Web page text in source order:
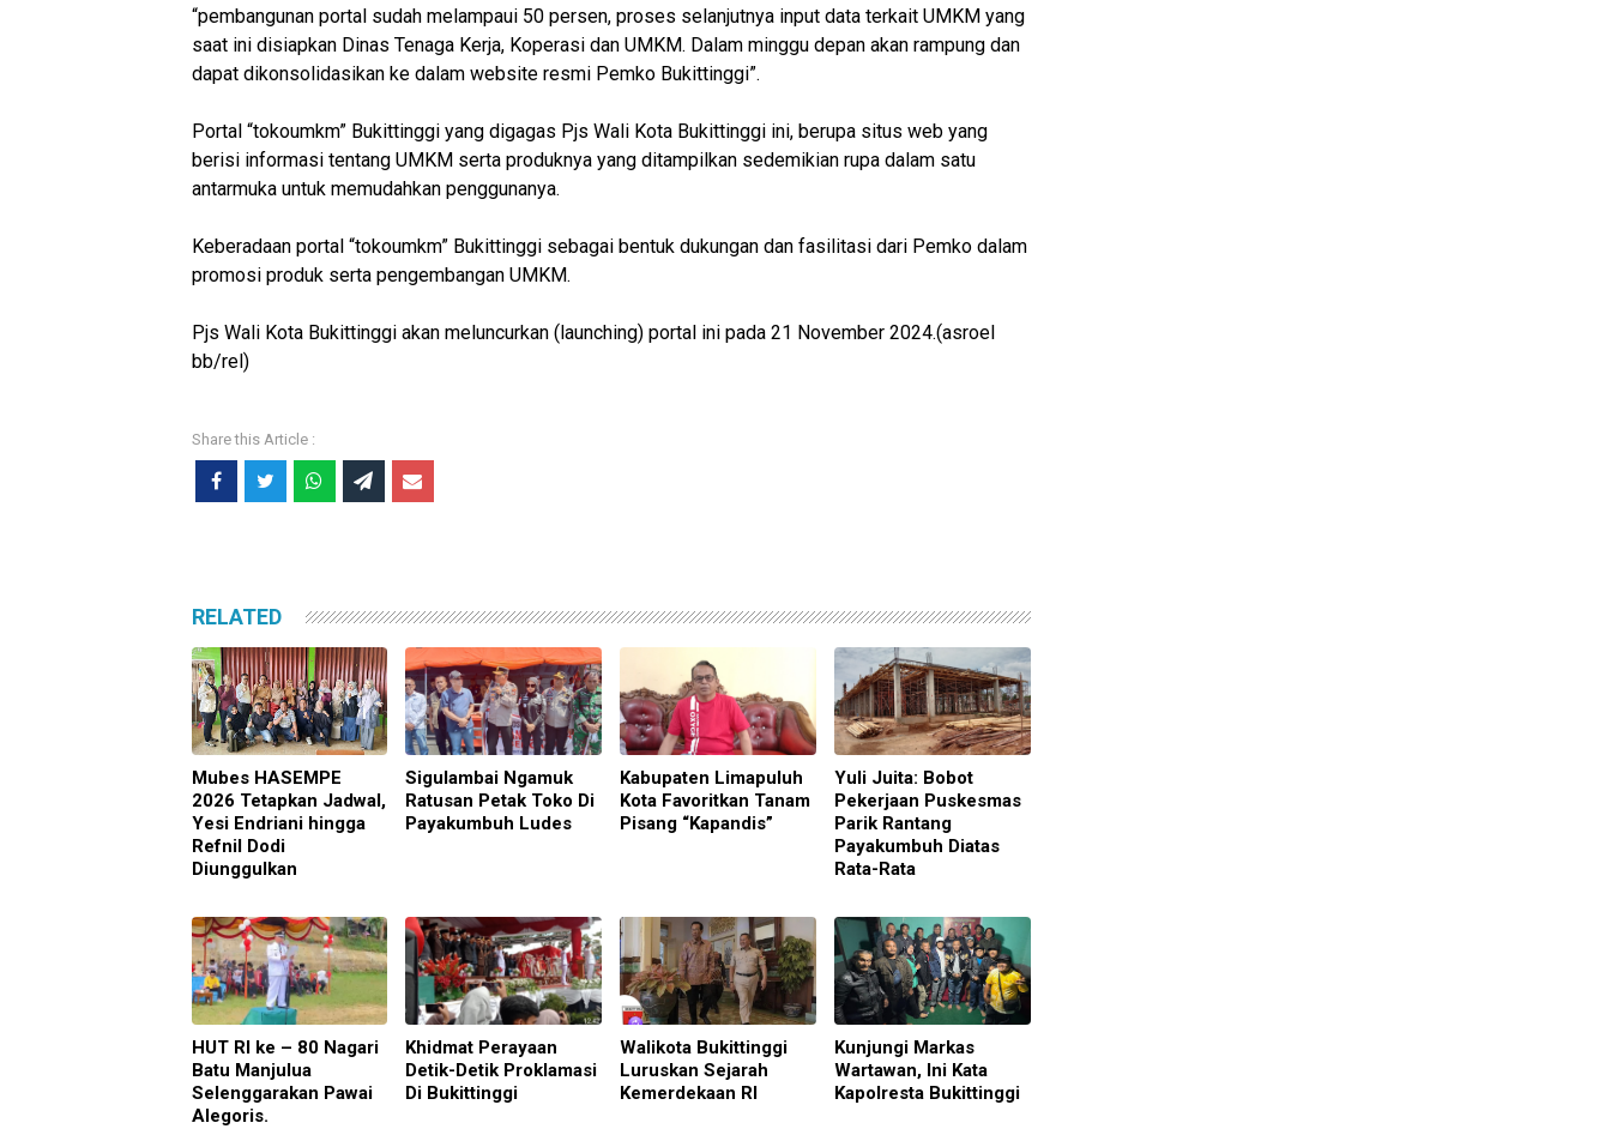
“pembangunan portal sudah melampaui 50 persen, proses selanjutnya input data terkait UMKM yang
saat ini disiapkan Dinas Tenaga Kerja, Koperasi dan UMKM. Dalam minggu depan akan rampung dan
dapat dikonsolidasikan ke dalam website resmi Pemko Bukittinggi”.
Portal “tokoumkm” Bukittinggi yang digagas Pjs Wali Kota Bukittinggi ini, berupa situs web yang
berisi informasi tentang UMKM serta produknya yang ditampilkan sedemikian rupa dalam satu
antarmuka untuk memudahkan penggunanya.
Keberadaan portal “tokoumkm” Bukittinggi sebagai bentuk dukungan dan fasilitasi dari Pemko dalam
promosi produk serta pengembangan UMKM.
Pjs Wali Kota Bukittinggi akan meluncurkan (launching) portal ini pada 21 November 2024.(asroel
bb/rel)
RELATED
Mubes HASEMPE
2026 Tetapkan Jadwal,
Yesi Endriani hingga
Refnil Dodi
Diunggulkan
Sigulambai Ngamuk
Ratusan Petak Toko Di
Payakumbuh Ludes
Kabupaten Limapuluh
Kota Favoritkan Tanam
Pisang “Kapandis”
Yuli Juita: Bobot
Pekerjaan Puskesmas
Parik Rantang
Payakumbuh Diatas
Rata-Rata
HUT RI ke – 80 Nagari
Batu Manjulua
Selenggarakan Pawai
Alegoris.
Khidmat Perayaan
Detik-Detik Proklamasi
Di Bukittinggi
Walikota Bukittinggi
Luruskan Sejarah
Kemerdekaan RI
Kunjungi Markas
Wartawan, Ini Kata
Kapolresta Bukittinggi